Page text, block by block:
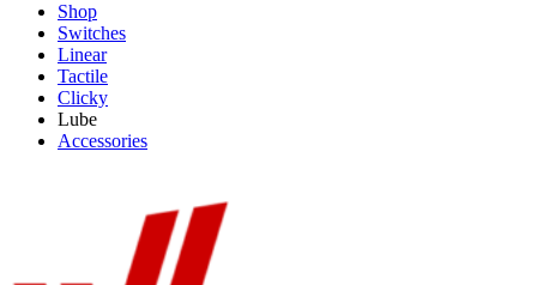
Shop
Switches
Linear
Tactile
Clicky
Lube
Accessories